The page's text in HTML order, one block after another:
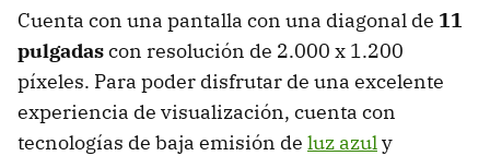
Cuenta con una pantalla con una diagonal de 11
pulgadascon resolución de 2.000 x 1.200
píxeles. Para poder disfrutar de una excelente
experiencia de visualización, cuenta con
tecnologías de baja emisión de luz azuly